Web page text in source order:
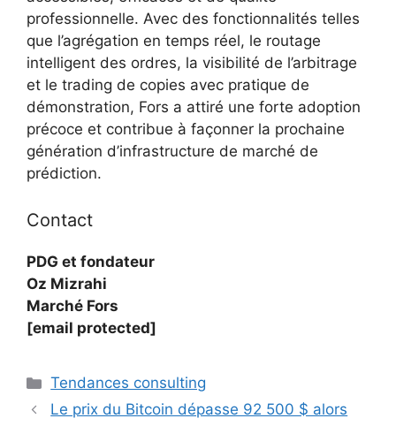
professionnelle. Avec des fonctionnalités telles
que l’agrégation en temps réel, le routage
intelligent des ordres, la visibilité de l’arbitrage
et le trading de copies avec pratique de
démonstration, Fors a attiré une forte adoption
précoce et contribue à façonner la prochaine
génération d’infrastructure de marché de
prédiction.
Contact
PDG et fondateur
Oz Mizrahi
Marché Fors
[email protected]
Catégories
Tendances consulting
Le prix du Bitcoin dépasse 92 500 $ alors